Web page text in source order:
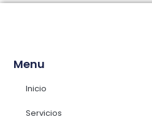
Menu
Inicio
Servicios